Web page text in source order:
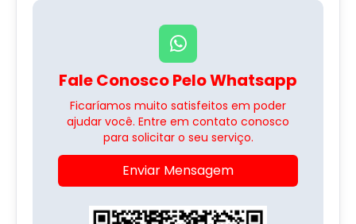
Fale Conosco Pelo Whatsapp
Ficaríamos muito satisfeitos em poder
ajudar você. Entre em contato conosco
para solicitar o seu serviço.
Enviar Mensagem